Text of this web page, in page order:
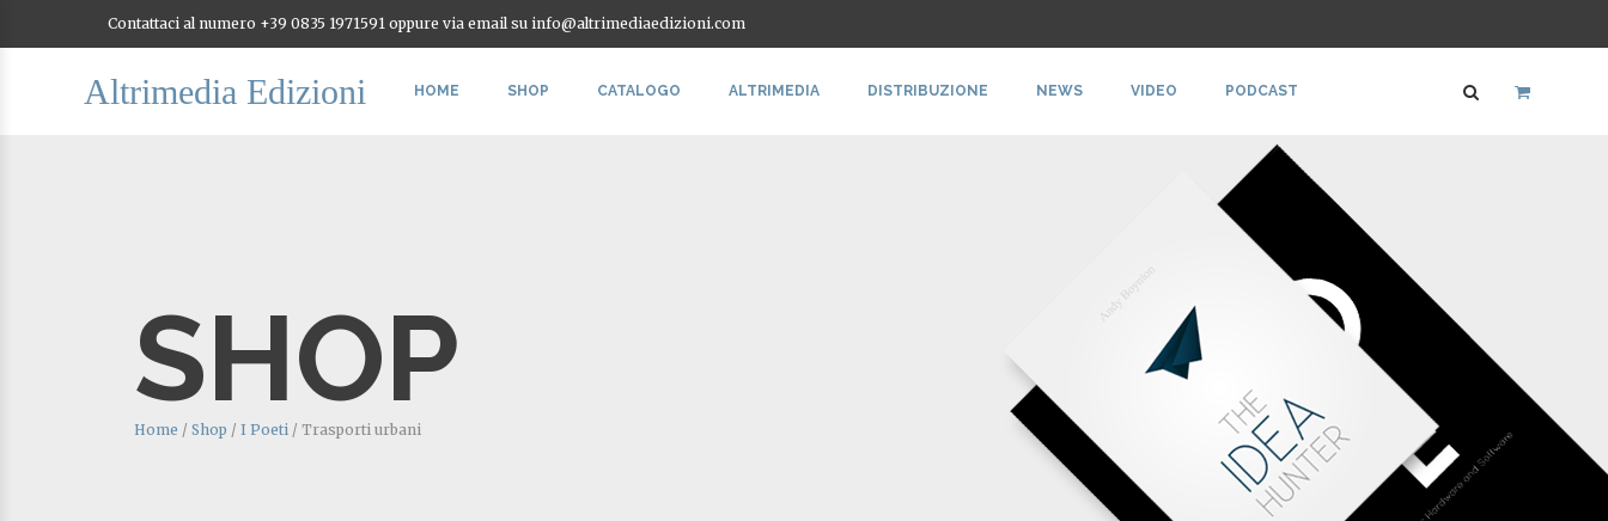
Contattaci al numero +39 0835 1971591 oppure via email su info@altrimediaedizioni.com
Altrimedia Edizioni HOME SHOP CATALOGO ALTRIMEDIA DISTRIBUZIONE NEWS VIDEO PODCAST
SHOP
Home / Shop / I Poeti/ Trasporti urbani